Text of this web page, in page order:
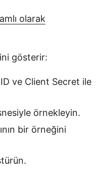
olarak
gösterir:
ve Client Secret ile
örnekleyin.
bir örneğini